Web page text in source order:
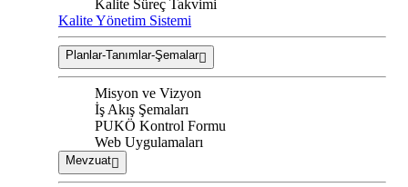
Kalite Süreç Takvimi
Kalite Yönetim Sistemi
Planlar-Tanımlar-Şemalar
Misyon ve Vizyon
İş Akış Şemaları
PUKÖ Kontrol Formu
Web Uygulamaları
Mevzuat